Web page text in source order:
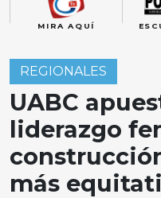
MIRA AQUÍ
REGIONALES
UABC
liderazgo
más